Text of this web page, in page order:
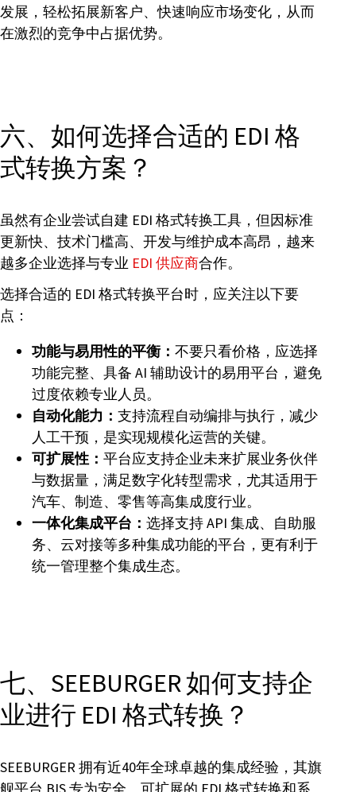
发展，轻松拓展新客户、快速响应市场变化，从而
在激烈的竞争中占据优势。
六、如何选择合适的 EDI 格
式转换方案？
虽然有企业尝试自建 EDI 格式转换工具，但因标准
更新快、技术门槛高、开发与维护成本高昂，越来
越多企业选择与专业 EDI 供应商合作。
选择合适的 EDI 格式转换平台时，应关注以下要
点：
功能与易用性的平衡： 不要只看价格，应选择
功能完整、具备 AI 辅助设计的易用平台，避免
过度依赖专业人员。
自动化能力： 支持流程自动编排与执行，减少
人工干预，是实现规模化运营的关键。
可扩展性： 平台应支持企业未来扩展业务伙伴
与数据量，满足数字化转型需求，尤其适用于
汽车、制造、零售等高集成度行业。
一体化集成平台： 选择支持 API 集成、自助服
务、云对接等多种集成功能的平台，更有利于
统一管理整个集成生态。
七、SEEBURGER 如何支持企
业进行 EDI 格式转换？
SEEBURGER 拥有近40年全球卓越的集成经验，其旗
舰平台 BIS 专为安全、可扩展的 EDI 格式转换和系